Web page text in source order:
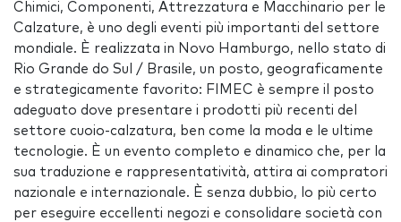
Chimici, Componenti, Attrezzatura e Macchinario per le
Calzature, è uno degli eventi più importanti del settore
mondiale. È realizzata in Novo Hamburgo, nello stato di
Rio Grande do Sul / Brasile, un posto, geograficamente
e strategicamente favorito: FIMEC è sempre il posto
adeguato dove presentare i prodotti più recenti del
settore cuoio-calzatura, ben come la moda e le ultime
tecnologie. È un evento completo e dinamico che, per la
sua traduzione e rappresentatività, attira ai compratori
nazionale e internazionale. È senza dubbio, lo più certo
per eseguire eccellenti negozi e consolidare società con